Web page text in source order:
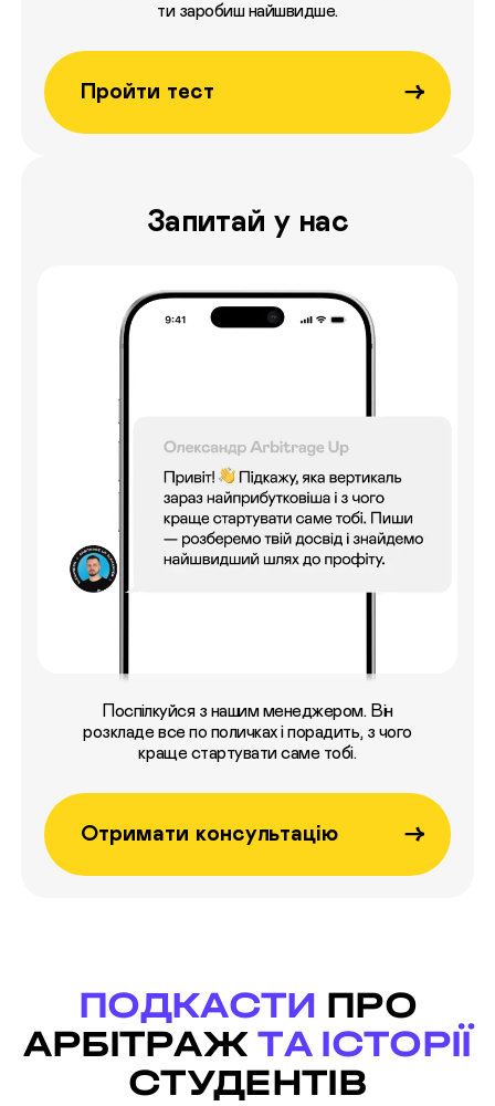
ти заробиш найшвидше.
Пройти тест
Запитай у нас
Поспілкуйся з нашим менеджером. Він
розкладе все по поличках і порадить, з чого
краще стартувати саме тобі.
Отримати консультацію
ПОДКАСТИ ПРО
АРБІТРАЖТА ІСТОРІЇ
СТУДЕНТІВ